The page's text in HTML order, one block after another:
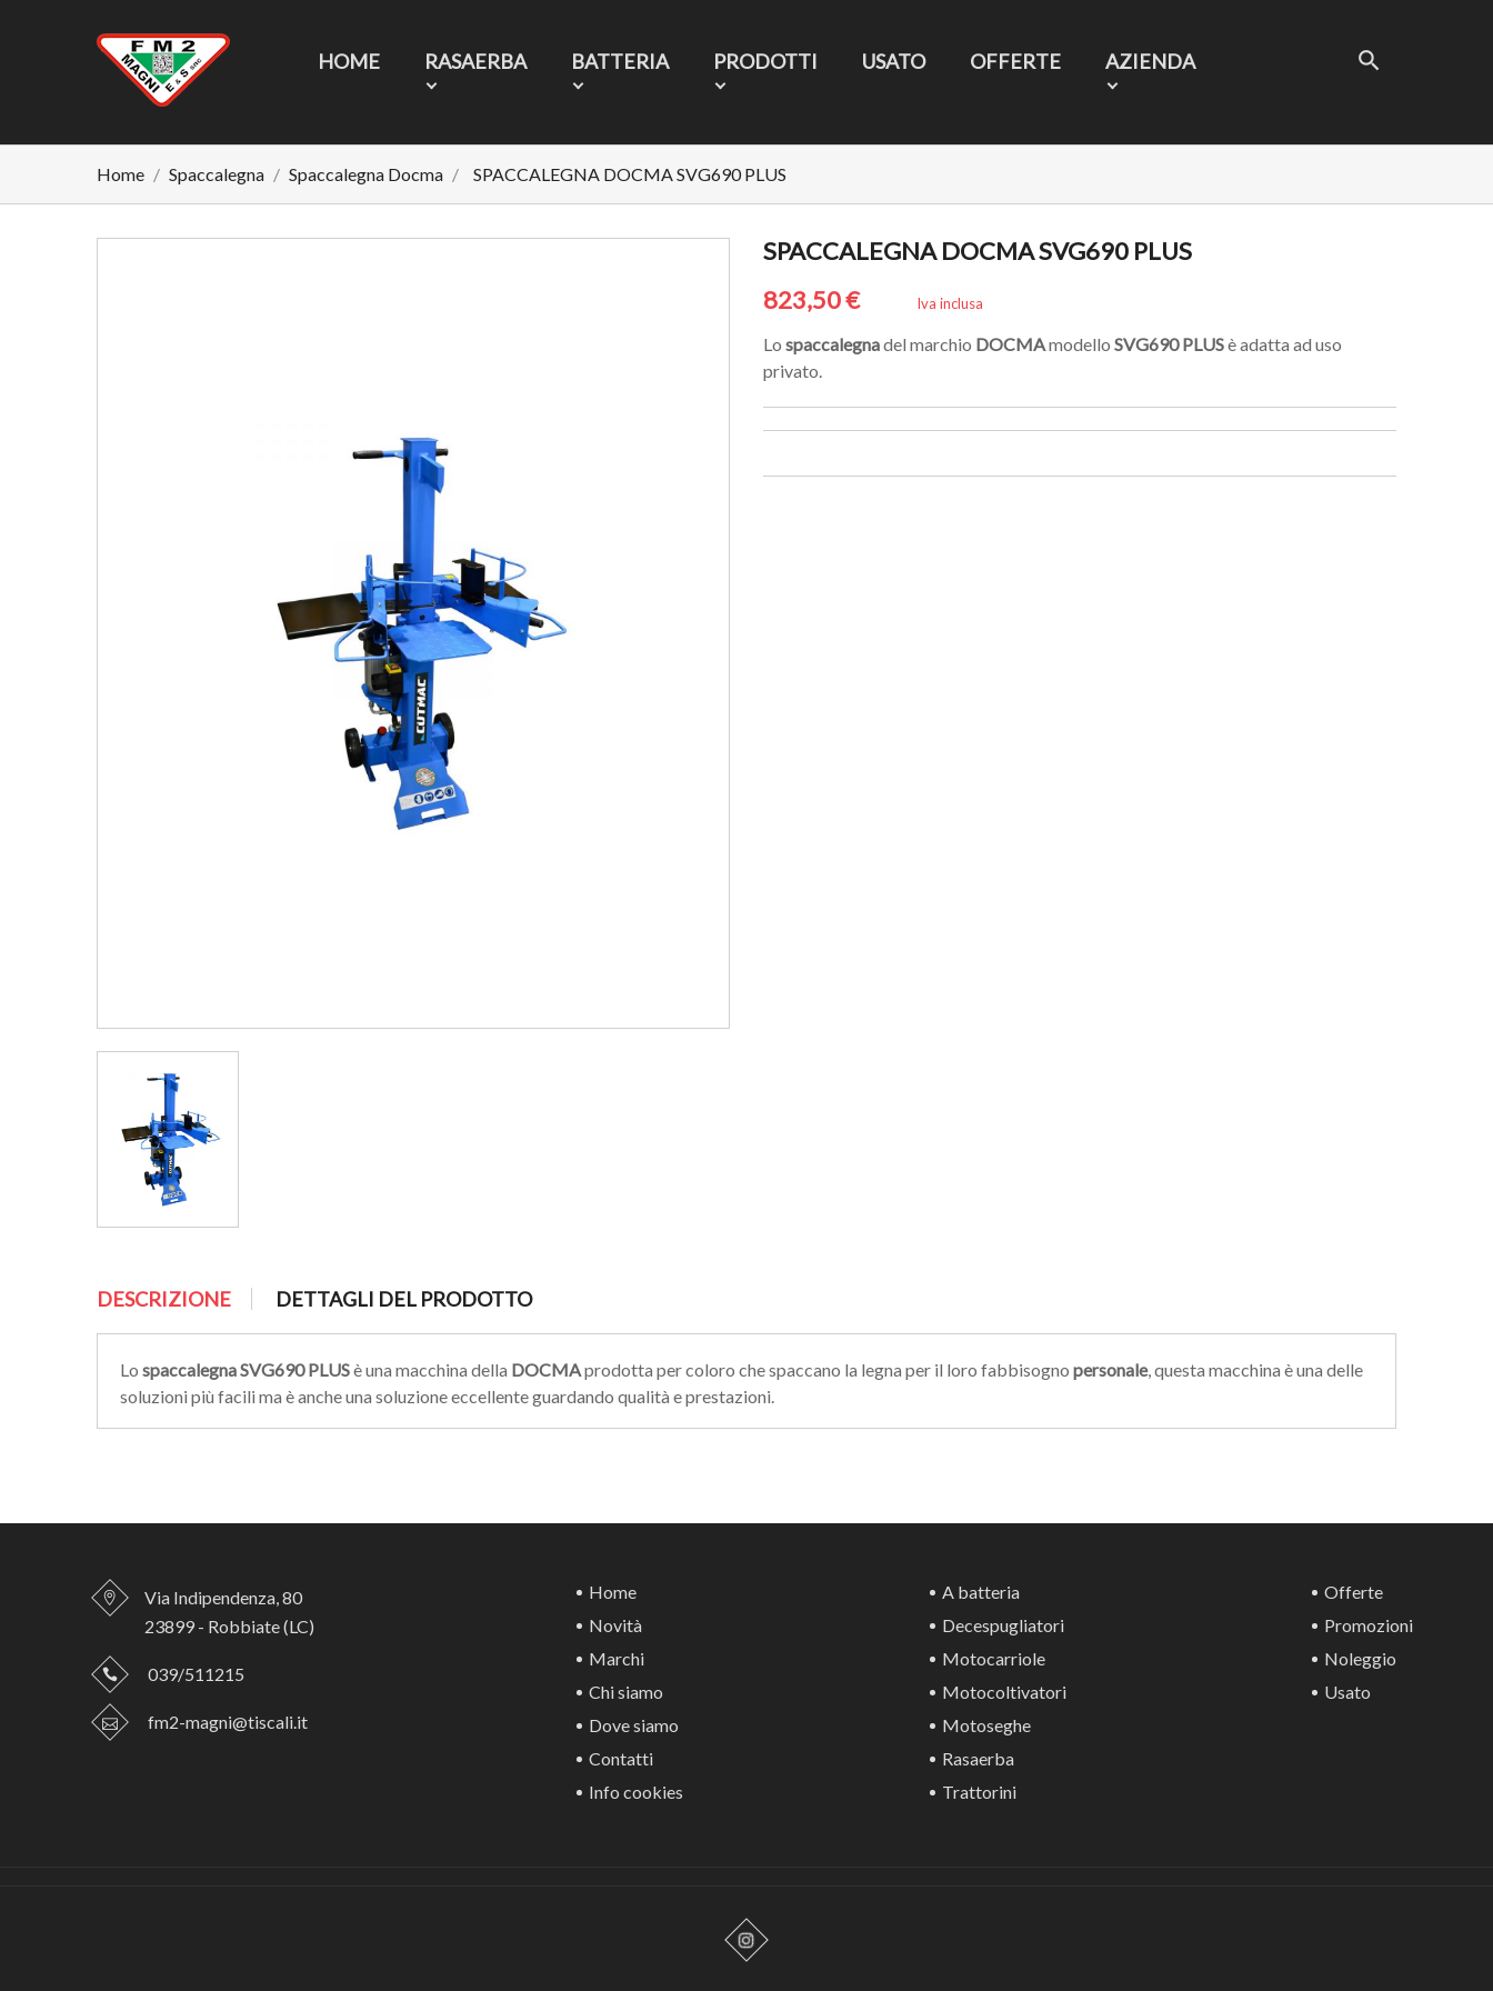
HOME RASAERBA BATTERIA PRODOTTI USATO OFFERTE AZIENDA
Home Spaccalegna Spaccalegna Docma SPACCALEGNA DOCMA SVG690 PLUS
SPACCALEGNA DOCMA SVG690 PLUS
823,50 €
Iva inclusa
Lo spaccalegnadel marchio DOCMAmodello SVG690 PLUSè adatta ad uso
privato.
DESCRIZIONE DETTAGLI DEL PRODOTTO
Lo spaccalegnaSVG690 PLUSè una macchina della DOCMAprodotta per coloro che spaccano la legna per il loro fabbisogno personale, questa macchina è una delle
soluzioni più facili ma è anche una soluzione eccellente guardando qualità e prestazioni.
Via Indipendenza, 80
23899 - Robbiate (LC)
039/511215
fm2-magni@tiscali.it
Home
Novità
Marchi
Chi siamo
Dove siamo
Contatti
Info cookies
A batteria
Decespugliatori
Motocarriole
Motocoltivatori
Motoseghe
Rasaerba
Trattorini
Offerte
Promozioni
Noleggio
Usato